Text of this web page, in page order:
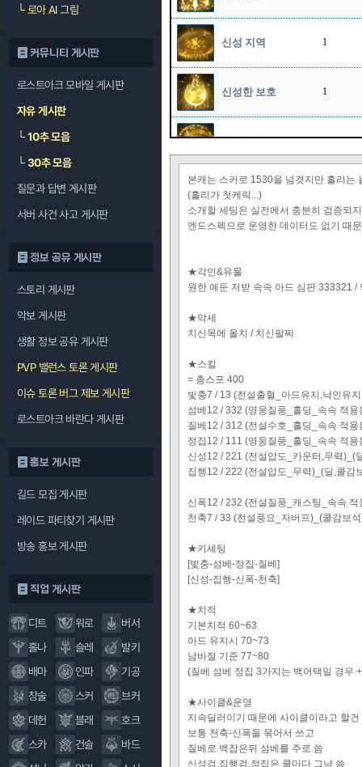
└로아 AI 그림
커뮤니티 게시판
로스트아크 모바일 게시판
자유 게시판
└10추 모음
└30추 모음
질문과 답변 게시판
서버 사건 사고 게시판
정보 공유 게시판
스토리 게시판
악보 게시판
생활 정보 공유 게시판
PVP 밸런스 토론 게시판
이슈 토론 버그 제보 게시판
로스트아크 바란다 게시판
홍보 게시판
길드 모집 게시판
레이드 파티찾기 게시판
방송 홍보 게시판
직업 게시판
디트 워로
버서
홀나
슬레
발키
배마
인파
기공
창술
스커
브커
데헌
블래
호크
스카
건슬
바드
신성 지역 1
신성한 보호 1
신성 폭발 12
천상의 축복
본캐는 스커로 1530을 넘겻지만 홀리는
(홀리가 첫케릭...)
소개할 세팅은 실전에서 충분히 검증되
엔드스펙으로 운영한 데이터도 없기 때
★각인&유물
원한 예둔 저받 속속 아드 심판 333321 /
★악세
치신목에 올치 / 치신팔찌
★스킬
= 총스포 400
빛충7 / 13 (전설출혈_아드유지,낙인유
섬베12 / 332 (영웅질풍_홀딩_속속 적
질베12 / 312 (전설수호_홀딩_속속 적
정집12 / 111 (영웅질풍_홀딩_속속 적
신성12 / 221 (전설압도_카운터,무력)_(
집행12 / 222 (전설압도_무력)_(딜,쿨감
신폭12 / 232 (전설질풍_캐스팅_속속
천축7 / 33 (전설풍요_자버프)_(쿨감보
★키세팅
[빛충-섬베-정집-질베]
[신성-집행-신폭-천축]
★치적
기본치적 60~63
아드 유지시 70~73
남바절 기준 77~80
(질베 섬베 정집 3가지는 백어택일 경우
★사이클&운영
지속딜러이기 때문에 사이클이라고 할건
보통 천축-신폭을 묶어서 쓰고
질베로 백잡은뒤 섬베를 주로 씀
신성검,집행검,정집은 쿨마다 그냥 씀